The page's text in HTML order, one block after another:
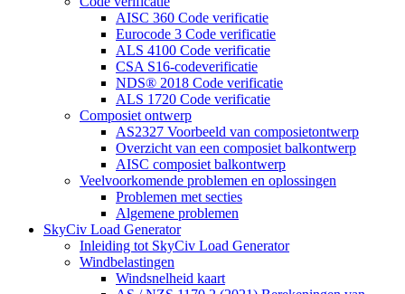
AISC 360 Code verificatie
Eurocode 3 Code verificatie
ALS 4100 Code verificatie
CSA S16-codeverificatie
NDS® 2018 Code verificatie
ALS 1720 Code verificatie
Composiet ontwerp
AS2327 Voorbeeld van composietontwerp
Overzicht van een composiet balkontwerp
AISC composiet balkontwerp
Veelvoorkomende problemen en oplossingen
Problemen met secties
Algemene problemen
SkyCiv Load Generator
Inleiding tot SkyCiv Load Generator
Windbelastingen
Windsnelheid kaart